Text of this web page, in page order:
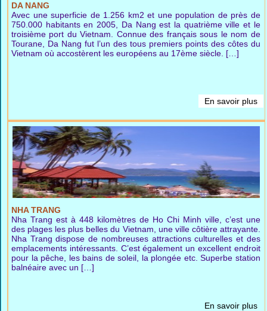
DA NANG
Avec une superficie de 1.256 km2 et une population de près de
750.000 habitants en 2005, Da Nang est la quatrième ville et le
troisième port du Vietnam. Connue des français sous le nom de
Tourane, Da Nang fut l’un des tous premiers points des côtes du
Vietnam où accostèrent les européens au 17ème siècle. […]
En savoir plus
NHA TRANG
Nha Trang est à 448 kilomètres de Ho Chi Minh ville, c’est une
des plages les plus belles du Vietnam, une ville côtière attrayante.
Nha Trang dispose de nombreuses attractions culturelles et des
emplacements intéressants. C’est également un excellent endroit
pour la pêche, les bains de soleil, la plongée etc. Superbe station
balnéaire avec un […]
En savoir plus